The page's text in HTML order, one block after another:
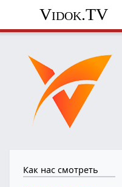
Vidok.TV
Как нас смотреть